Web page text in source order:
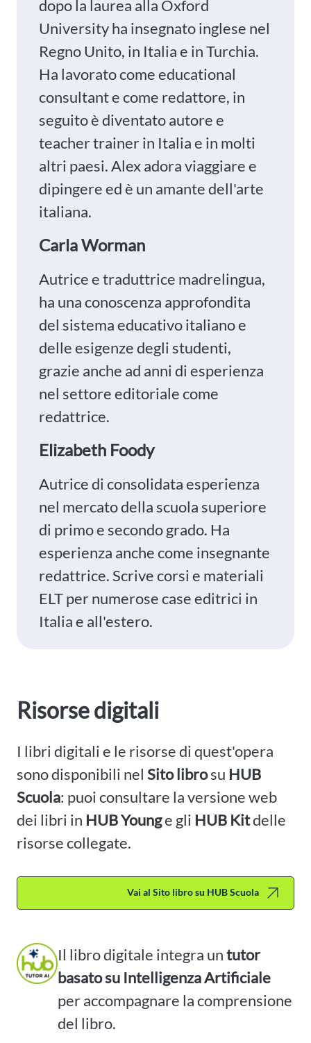
dopo la laurea alla Oxford
University ha insegnato inglese nel
Regno Unito, in Italia e in Turchia.
Ha lavorato come educational
consultant e come redattore, in
seguito è diventato autore e
teacher trainer in Italia e in molti
altri paesi. Alex adora viaggiare e
dipingere ed è un amante dell'arte
italiana.
Carla Worman
Autrice e traduttrice madrelingua,
ha una conoscenza approfondita
del sistema educativo italiano e
delle esigenze degli studenti,
grazie anche ad anni di esperienza
nel settore editoriale come
redattrice.
Elizabeth Foody
Autrice di consolidata esperienza
nel mercato della scuola superiore
di primo e secondo grado. Ha
esperienza anche come insegnante
redattrice. Scrive corsi e materiali
ELT per numerose case editrici in
Italia e all'estero.
Risorse digitali
I libri digitali e le risorse di quest'opera
sono disponibili nel Sito librosu HUB
Scuola: puoi consultare la versione web
dei libri in HUB Younge gli HUB Kitdelle
risorse collegate.
Vai al Sito libro su HUB Scuola
Il libro digitale integra untutor
basato su Intelligenza Artificiale
per accompagnare la comprensione
del libro.